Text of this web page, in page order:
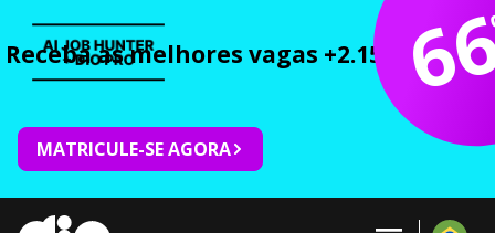
Receba as melhores vagas +2.150 cursos
MATRICULE-SE AGORA